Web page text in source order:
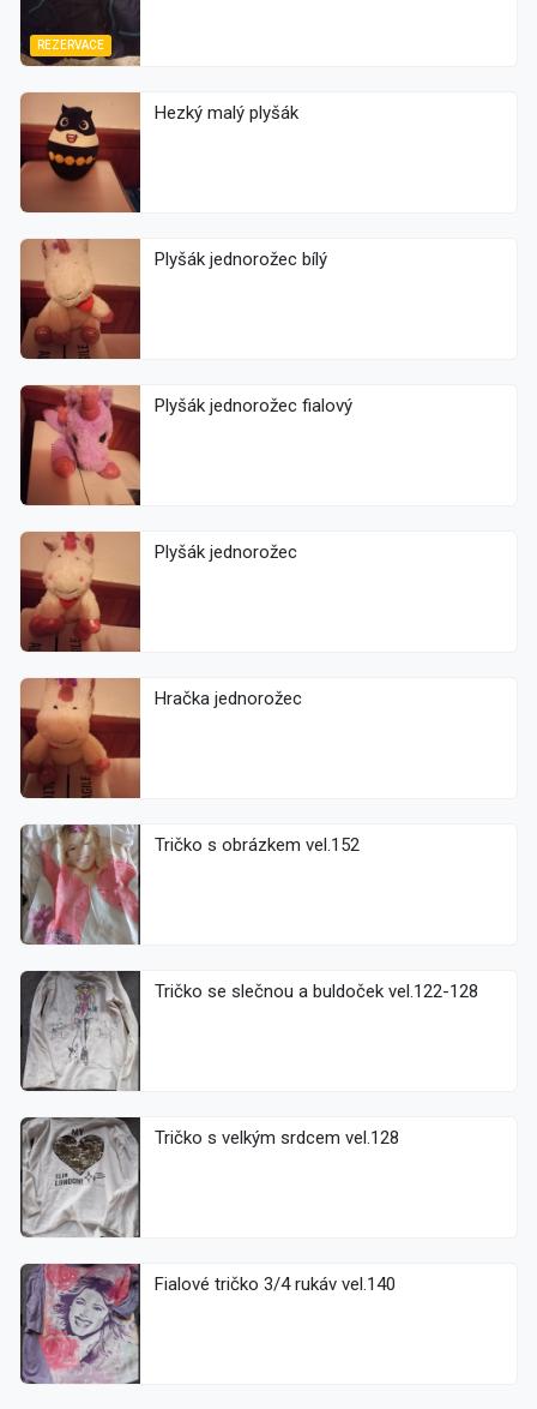
REZERVACE
Hezký malý plyšák
Plyšák jednorožec bílý
Plyšák jednorožec fialový
Plyšák jednorožec
Hračka jednorožec
Tričko s obrázkem vel.152
Tričko se slečnou a buldoček vel.122-128
Tričko s velkým srdcem vel.128
Fialové tričko 3/4 rukáv vel.140